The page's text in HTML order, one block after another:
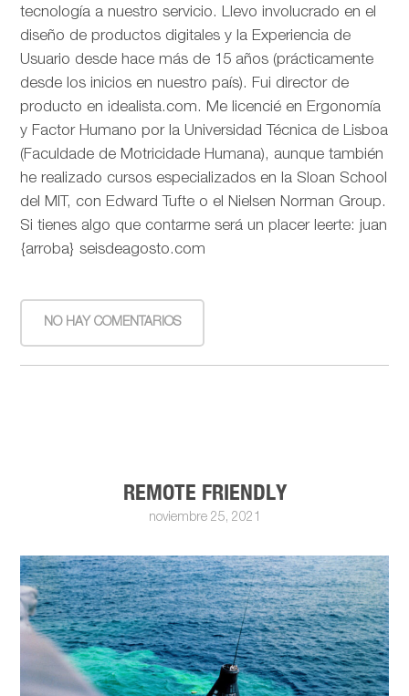
tecnología a nuestro servicio. Llevo involucrado en el
diseño de productos digitales y la Experiencia de
Usuario desde hace más de 15 años (prácticamente
desde los inicios en nuestro país). Fui director de
producto en idealista.com. Me licencié en Ergonomía
y Factor Humano por la Universidad Técnica de Lisboa
(Faculdade de Motricidade Humana), aunque también
he realizado cursos especializados en la Sloan School
del MIT, con Edward Tufte o el Nielsen Norman Group.
Si tienes algo que contarme será un placer leerte: juan
{arroba} seisdeagosto.com
NO HAY COMENTARIOS
REMOTE FRIENDLY
noviembre 25, 2021